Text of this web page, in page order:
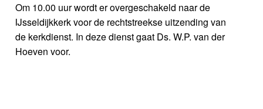
Om 10.00 uur wordt er overgeschakeld naar de
IJsseldijkkerk voor de rechtstreekse uitzending van
de kerkdienst. In deze dienst gaat Ds. W.P. van der
Hoeven voor.